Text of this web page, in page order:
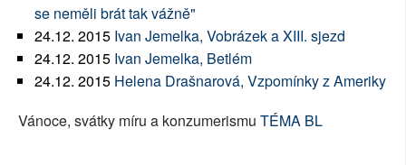
se neměli brát tak vážně"
24.12. 2015 Ivan Jemelka, Vobrázek a XIII. sjezd
24.12. 2015 Ivan Jemelka, Betlém
24.12. 2015 Helena Drašnarová, Vzpomínky z Ameriky
Vánoce, svátky míru a konzumerismu TÉMA BL